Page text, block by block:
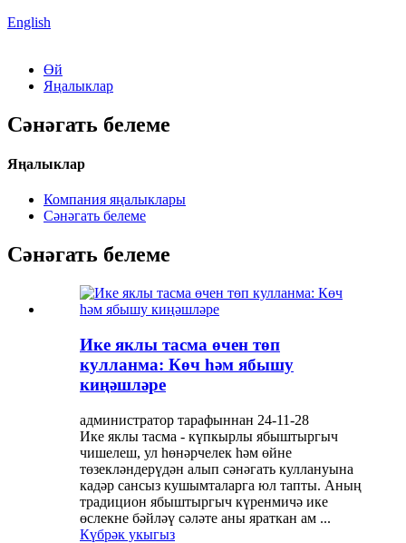
English
Өй
Яңалыклар
Сәнәгать белеме
Яңалыклар
Компания яңалыклары
Сәнәгать белеме
Сәнәгать белеме
Ике яклы тасма өчен төп
кулланма: Көч һәм ябышу
киңәшләре
администратор тарафыннан 24-11-28
Ике яклы тасма - күпкырлы ябыштыргыч
чишелеш, ул һөнәрчелек һәм өйне
төзекләндерүдән алып сәнәгать куллануына
кадәр сансыз кушымталарга юл тапты. Аның
традицион ябыштыргыч күренмичә ике
өслекне бәйләү сәләте аны яраткан ам ...
Күбрәк укыгыз